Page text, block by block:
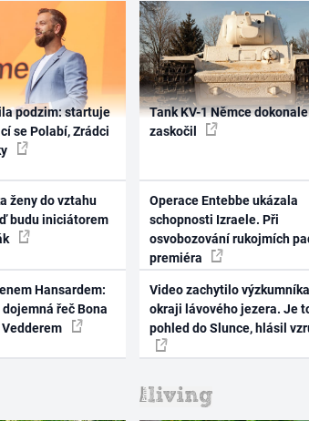
podzim: startuje
se Polabí, Zrádci
ženy do vztahu
budu iniciátorem
Hansardem:
řeč Bona
Tank KV-1 Němce dokonale
zaskočil
Operace Entebbe ukázala
schopnosti Izraele. Při
osvobozování rukojmích
premiéra
Video zachytilo
okraji lávového jezera. Je
pohled do Slunce, hlásil